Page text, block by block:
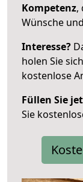
Kompetenz,
Wünsche
Interesse?
holen Sie
kostenlose
Füllen Sie
Sie